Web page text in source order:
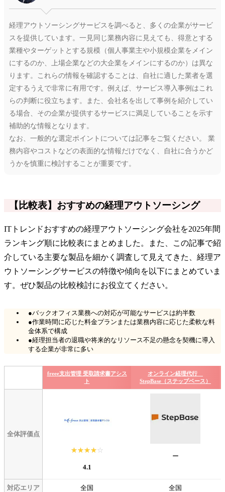
経理アウトソーシングサービスを調べると、多くの企業がサービ
スを提供しています。一見同じ業務内容に見えても、得意とする
業種やターゲットとする規模（個人事業主や小規模企業をメイン
にするのか、上場企業などの大企業をメインにするのか）は異な
ります。これらの情報を確認することは、自社に適した業者を選
定するうえで非常に有用です。例えば、サービス導入事例はこれ
らの判断に役立ちます。また、会社名を出して事例を紹介してい
る場合、その企業が提供するサービスに満足していることを示す
補助的な情報となります。
なお、一般的な選定ポイントについては記事をご覧ください。 業
務内容やコストなどの表面的な情報だけでなく、自社に合うかど
うかを慎重に検討することが重要です。
【比較表】おすすめの経理アウトソーシング
ITトレンドおすすめの経理アウトソーシング会社を2025年間
ランキング順に比較表にまとめました。また、この記事で紹
介している主要な製品を細かく調査して見えてきた、経理ア
ウトソーシングサービスの特徴や傾向を以下にまとめていま
す。ぜひ製品の比較検討にお役立てください。
●バックオフィス業務への対応が可能なサービスは約半数
●作業時間に応じた料金プランまたは業務内容に応じた柔軟な料
金体系で構成
●経理担当者の退職や将来的なリソース不足の懸念を契機に導入
する企業が非常に多い
freee支出管理 受取請求書アシス
ト
オンライン経理代行
StepBase（ステップベース）
全体評価点
☆☆☆☆☆
★★★★★
4.1
ー
対応エリア 全国 全国